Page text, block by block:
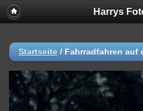
Harrys
Startseite / Fahrradfahren auf